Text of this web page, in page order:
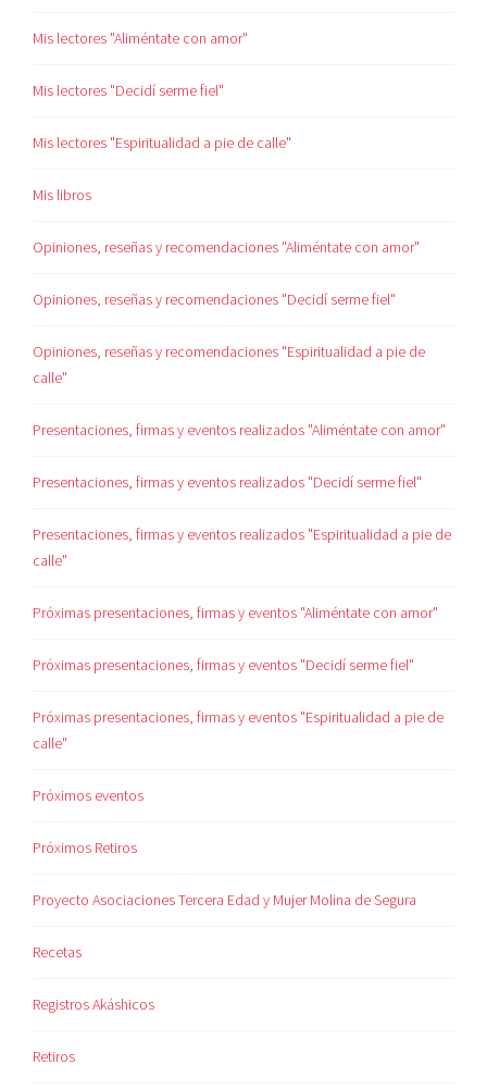
Mis lectores "Aliméntate con amor"
Mis lectores "Decidí serme fiel"
Mis lectores "Espiritualidad a pie de calle"
Mis libros
Opiniones, reseñas y recomendaciones "Aliméntate con amor"
Opiniones, reseñas y recomendaciones "Decidí serme fiel"
Opiniones, reseñas y recomendaciones "Espiritualidad a pie de
calle"
Presentaciones, firmas y eventos realizados "Aliméntate con amor"
Presentaciones, firmas y eventos realizados "Decidí serme fiel"
Presentaciones, firmas y eventos realizados "Espiritualidad a pie de
calle"
Próximas presentaciones, firmas y eventos "Aliméntate con amor"
Próximas presentaciones, firmas y eventos "Decidí serme fiel"
Próximas presentaciones, firmas y eventos "Espiritualidad a pie de
calle"
Próximos eventos
Próximos Retiros
Proyecto Asociaciones Tercera Edad y Mujer Molina de Segura
Recetas
Registros Akáshicos
Retiros